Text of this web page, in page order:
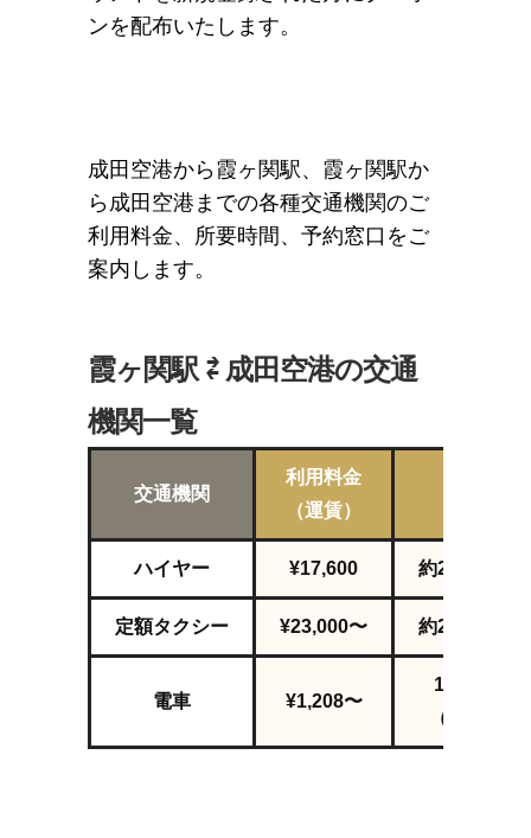
ンを配布いたします。
成田空港から霞ヶ関駅、霞ヶ関駅か
ら成田空港までの各種交通機関のご
利用料金、所要時間、予約窓口をご
案内します。
霞ヶ関駅 ⇄ 成田空港の交通
機関一覧
交通機関
利用料金
（運賃）
ハイヤー ¥17,600 約2
定額タクシー ¥23,000〜 約2
電車 ¥1,208〜
1時間8分〜
（乗換1回